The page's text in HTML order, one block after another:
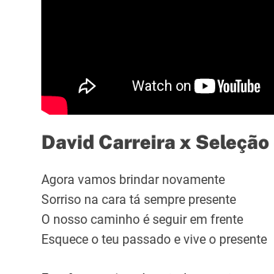
David Carreira x
Agora vamos brindar novamente
Sorriso na cara tá sempre presente
O nosso caminho é seguir em frente
Esquece o teu passado e vive o presente